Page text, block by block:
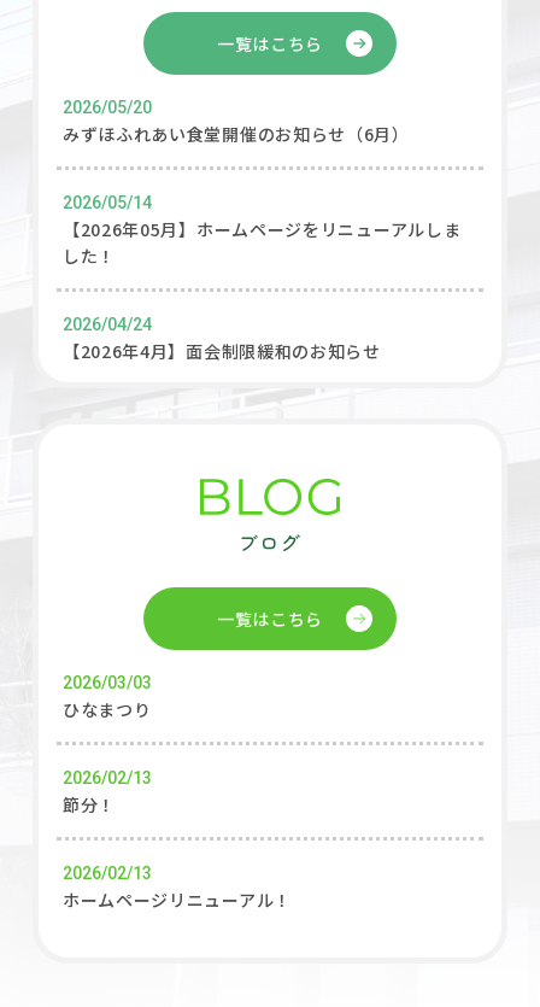
一覧はこちら
2026/05/20
みずほふれあい食堂開催のお知らせ（6月）
2026/05/14
【2026年05月】ホームページをリニューアルしま
した！
2026/04/24
【2026年4月】面会制限緩和のお知らせ
2026/03/01
【2025年12月】 年末年始のご面会及び事務窓口業
一覧はこちら
2026/03/03
ひなまつり
2026/02/13
節分！
2026/02/13
ホームページリニューアル！